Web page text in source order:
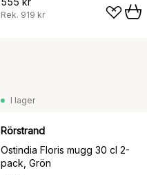
Rek. 919 kr
I lager
Rörstrand
Ostindia Floris mugg 30 cl 2-
pack, Grön